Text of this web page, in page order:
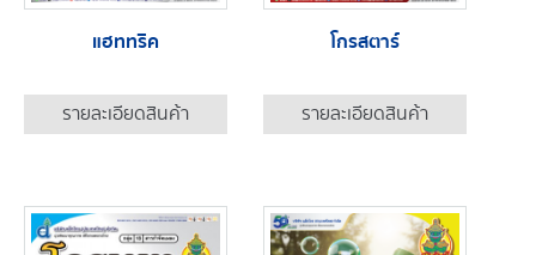
แฮททริค
รายละเอียดสินค้า
โกรสตาร์
รายละเอียดสินค้า